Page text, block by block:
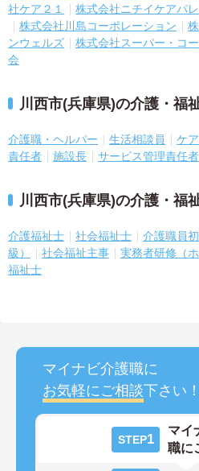
社ケア２１
株式会社ニチイケアパ
株式会社川島コーポレーション
ンウェルズ
株式会社スーパー・コー
会
川西市(兵庫県)の介護・福
介護職・ヘルパー 生活相談員 ケ
責任者
施設長 サービス管理責任者
川西市(兵庫県)の介護・福
介護福祉士 社会福祉士
介護職員
級）
社会福祉主事 実務者研修（
福祉士
マイナビ介護職に
お気軽にご相談下さい！
STEP1
マイ
職に